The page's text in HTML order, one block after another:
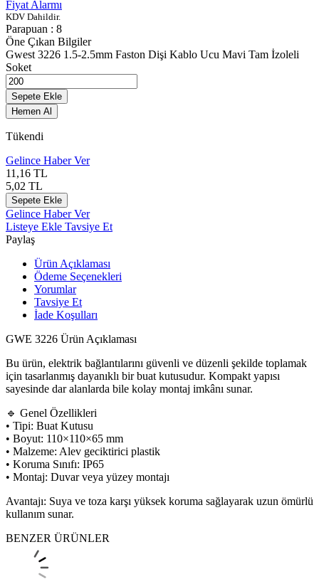
Fiyat Alarmı
KDV Dahildir.
Parapuan : 8
Öne Çıkan Bilgiler
Gwest 3226 1.5-2.5mm Faston Dişi Kablo Ucu Mavi Tam İzoleli
Soket
Sepete Ekle
Hemen Al
Tükendi
Gelince Haber Ver
11,16 TL
5,02 TL
Sepete Ekle
Gelince Haber Ver
Listeye Ekle Tavsiye Et
Paylaş
Ürün Açıklaması
Ödeme Seçenekleri
Yorumlar
Tavsiye Et
İade Koşulları
GWE 3226 Ürün Açıklaması
Bu ürün, elektrik bağlantılarını güvenli ve düzenli şekilde toplamak
için tasarlanmış dayanıklı bir buat kutusudur. Kompakt yapısı
sayesinde dar alanlarda bile kolay montaj imkânı sunar.
🔹 Genel Özellikleri
• Tipi: Buat Kutusu
• Boyut: 110×110×65 mm
• Malzeme: Alev geciktirici plastik
• Koruma Sınıfı: IP65
• Montaj: Duvar veya yüzey montajı
Avantajı: Suya ve toza karşı yüksek koruma sağlayarak uzun ömürlü
kullanım sunar.
BENZER ÜRÜNLER